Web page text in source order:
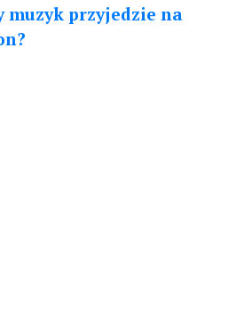
muzyk przyjedzie na